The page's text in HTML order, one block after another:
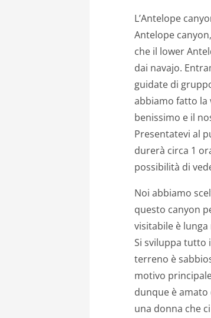
L’Antelope
Antelope
che il lower
dai navajo.
guidate di
abbiamo fatto la
benissimo e il
Presentatevi al
durerà circa 1
possibilità di
Noi abbiamo
questo canyon
visitabile è
Si sviluppa tutto
terreno è
motivo
dunque è amato
una donna che